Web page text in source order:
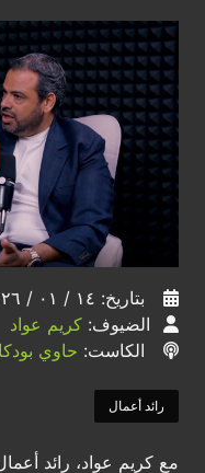
بتاريخ: ١٤ / ٠١ / ٢٠٢٦
الضيوف: كريم عواد
الكاست: حاوي
رائد أعمال
مع كريم عواد، رائد